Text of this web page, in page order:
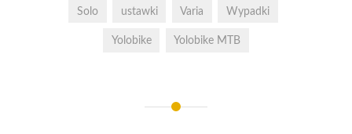
Solo ustawki Varia Wypadki
Yolobike Yolobike MTB